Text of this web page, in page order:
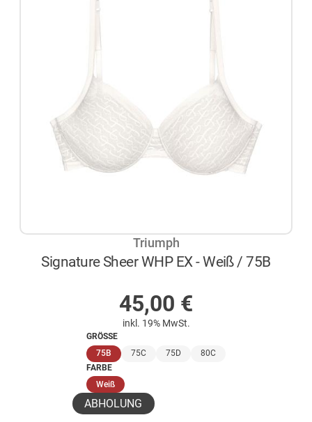
Triumph
Signature Sheer WHP EX - Weiß / 75B
45,00 €
inkl. 19% MwSt.
GRÖSSE
75B(ausgewählt)
75C 75D
80C
FARBE
Weiß(ausgewählt)
ABHOLUNG